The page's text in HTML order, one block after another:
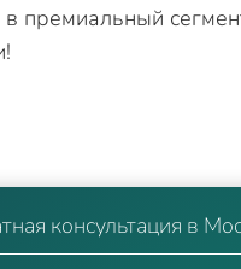
в премиальный
консультация в